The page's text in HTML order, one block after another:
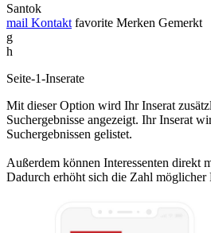
Santok
mail Kontakt favorite Merken Gemerkt
g
h
Seite-1-Inserate
Mit dieser Option wird Ihr Inserat
Suchergebnisse angezeigt. Ihr Inserat
Suchergebnissen gelistet.
Außerdem können Interessenten direkt
Dadurch erhöht sich die Zahl möglicher